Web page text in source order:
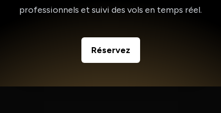
professionnels et suivi des vols en temps réel.
Réservez